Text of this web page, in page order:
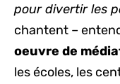
pour divertir les
chantent –
oeuvre de
les écoles, les